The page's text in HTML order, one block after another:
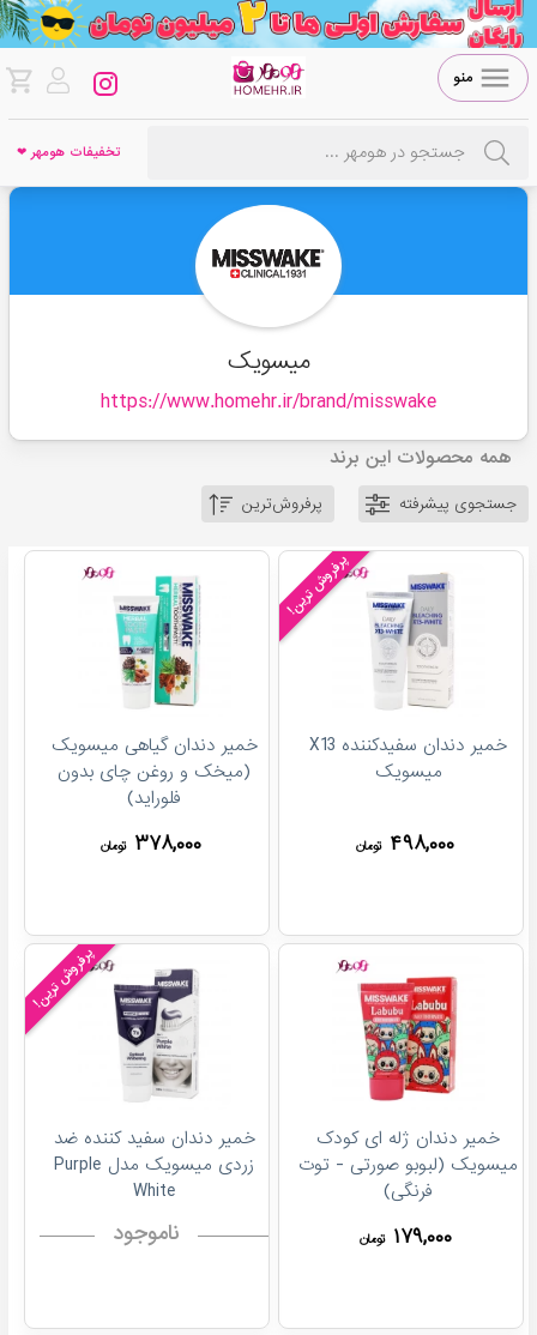
منو
تخفیفات هومهر ❤
میسویک
https://www.homehr.ir/brand/misswake
همه محصولات این برند
جستجوی پیشرفته پرفروش‌ترین
پرفروش ترین!
خمیر دندان سفیدکننده X13
میسویک
۴۹۸,۰۰۰ تومان
خمیر دندان گیاهی میسویک
(میخک و روغن چای بدون
فلوراید)
۳۷۸,۰۰۰ تومان
خمیر دندان ژله ای کودک
میسویک (لبوبو صورتی - توت
فرنگی)
۱۷۹,۰۰۰ تومان
پرفروش ترین!
خمیر دندان سفید کننده ضد
زردی میسویک مدل Purple
White
ناموجود